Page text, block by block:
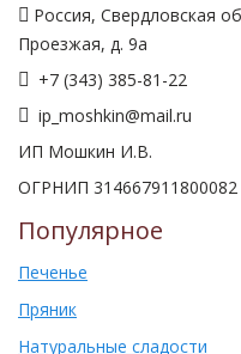
Россия, Свердловская
Проезжая, д. 9а
+7 (343) 385-81-22
ip_moshkin@mail.ru
ИП Мошкин И.В.
ОГРНИП 314667911800082
Популярное
Печенье
Пряник
Натуральные сладости